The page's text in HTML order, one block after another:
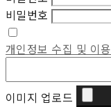
비밀번호
개인정보 수집 및 이용
이미지 업로드